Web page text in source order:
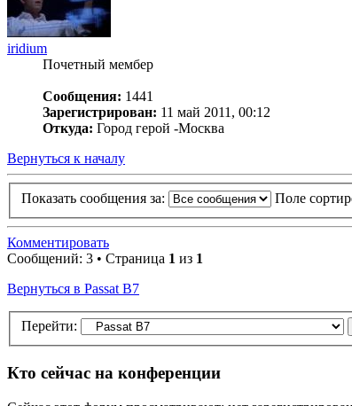
iridium
Почетный мембер
Сообщения: 1441
Зарегистрирован: 11 май 2011, 00:12
Откуда: Город герой -Москва
Вернуться к началу
Показать сообщения за: Поле
Комментировать
Сообщений: 3 • Страница 1 из 1
Вернуться в Passat B7
Перейти:
Кто сейчас на конференции